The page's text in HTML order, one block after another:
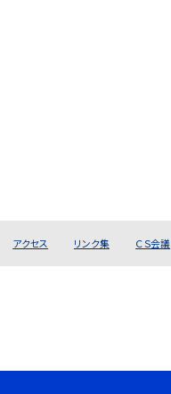
アクセス リンク集 ＣＳ会議